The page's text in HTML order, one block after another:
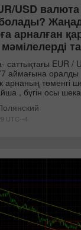
USD
арналған
саттықтағы EUR /
аймағына оралды
арнаның төменгі
, бүгін осы
UTC--4